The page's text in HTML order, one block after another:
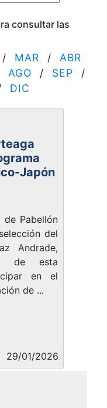
consultar las
/ MAR /
ABR
AGO / SEP
/
DIC
Japón
de Pabellón
del
Andrade,
de esta
en el
de ...
29/01/2026